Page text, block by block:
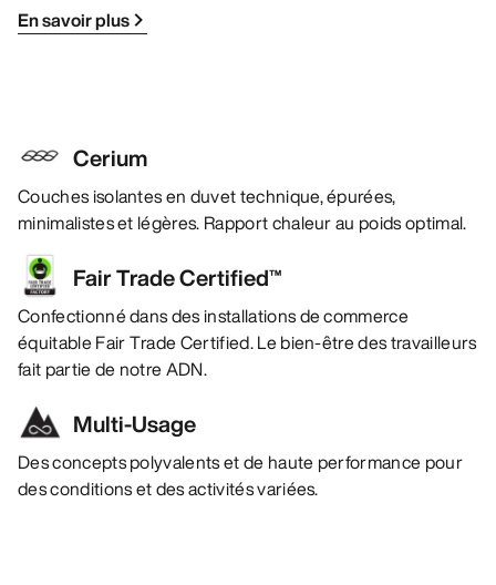
En savoir plus
Cerium
Couches isolantes en duvet technique, épurées,
minimalistes et légères. Rapport chaleur au poids optimal.
Fair Trade Certified™
Confectionné dans des installations de commerce
équitable Fair Trade Certified. Le bien-être des travailleurs
fait partie de notre ADN.
Multi-Usage
Des concepts polyvalents et de haute performance pour
des conditions et des activités variées.